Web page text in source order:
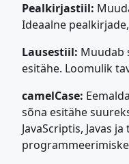
Pealkirjastiil:
Ideaalne
Lausestiil: Muudab
esitähe. Loomulik
camelCase:
sõna esitähe
JavaScriptis, Javas ja